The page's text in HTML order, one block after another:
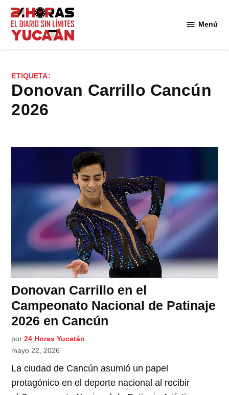
Saltar
contenido
Menú
ETIQUETA:
Donovan Carrillo Cancún
2026
Donovan Carrillo en el
Campeonato Nacional de Patinaje
2026 en Cancún
por 24 Horas Yucatán
mayo 22, 2026
La ciudad de Cancún asumió un papel
protagónico en el deporte nacional al recibir